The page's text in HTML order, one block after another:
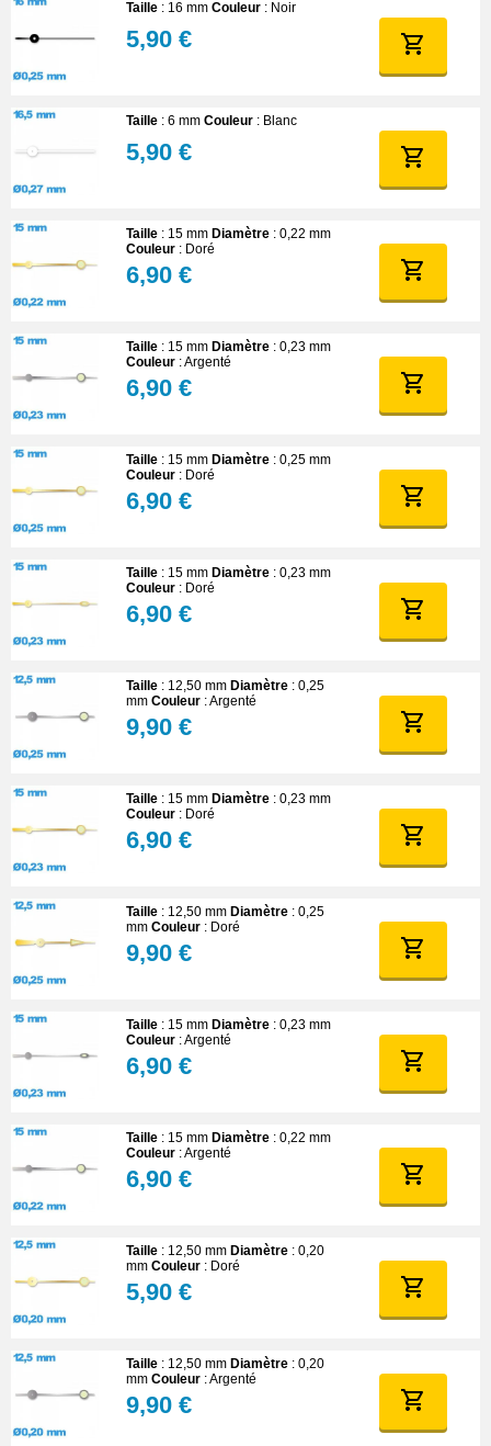
Taille : 16 mm Couleur : Noir
5,90 €
Taille : 6 mm Couleur : Blanc
5,90 €
Taille : 15 mm Diamètre : 0,22 mm
Couleur : Doré
6,90 €
Taille : 15 mm Diamètre : 0,23 mm
Couleur : Argenté
6,90 €
Taille : 15 mm Diamètre : 0,25 mm
Couleur : Doré
6,90 €
Taille : 15 mm Diamètre : 0,23 mm
Couleur : Doré
6,90 €
Taille : 12,50 mm Diamètre : 0,25
mm Couleur : Argenté
9,90 €
Taille : 15 mm Diamètre : 0,23 mm
Couleur : Doré
6,90 €
Taille : 12,50 mm Diamètre : 0,25
mm Couleur : Doré
9,90 €
Taille : 15 mm Diamètre : 0,23 mm
Couleur : Argenté
6,90 €
Taille : 15 mm Diamètre : 0,22 mm
Couleur : Argenté
6,90 €
Taille : 12,50 mm Diamètre : 0,20
mm Couleur : Doré
5,90 €
Taille : 12,50 mm Diamètre : 0,20
mm Couleur : Argenté
9,90 €